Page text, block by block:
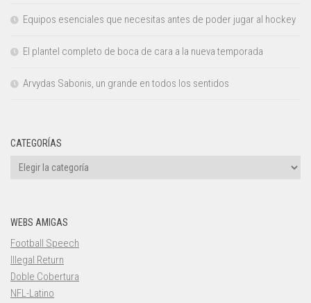
Equipos esenciales que necesitas antes de poder jugar al hockey
El plantel completo de boca de cara a la nueva temporada
Arvydas Sabonis, un grande en todos los sentidos
CATEGORÍAS
Categorías
WEBS AMIGAS
Football Speech
Illegal Return
Doble Cobertura
NFL-Latino